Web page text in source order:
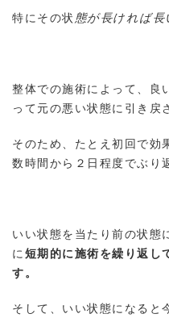
特にその状 態が長ければ長
整体での施術によって、良
って元の悪い状態に引き戻
そのため、たとえ初回で効
数時間から２日程度でぶり
いい状態を当たり前の状態
に 短期的に施術を繰り返し
す。
そして、いい状態になると